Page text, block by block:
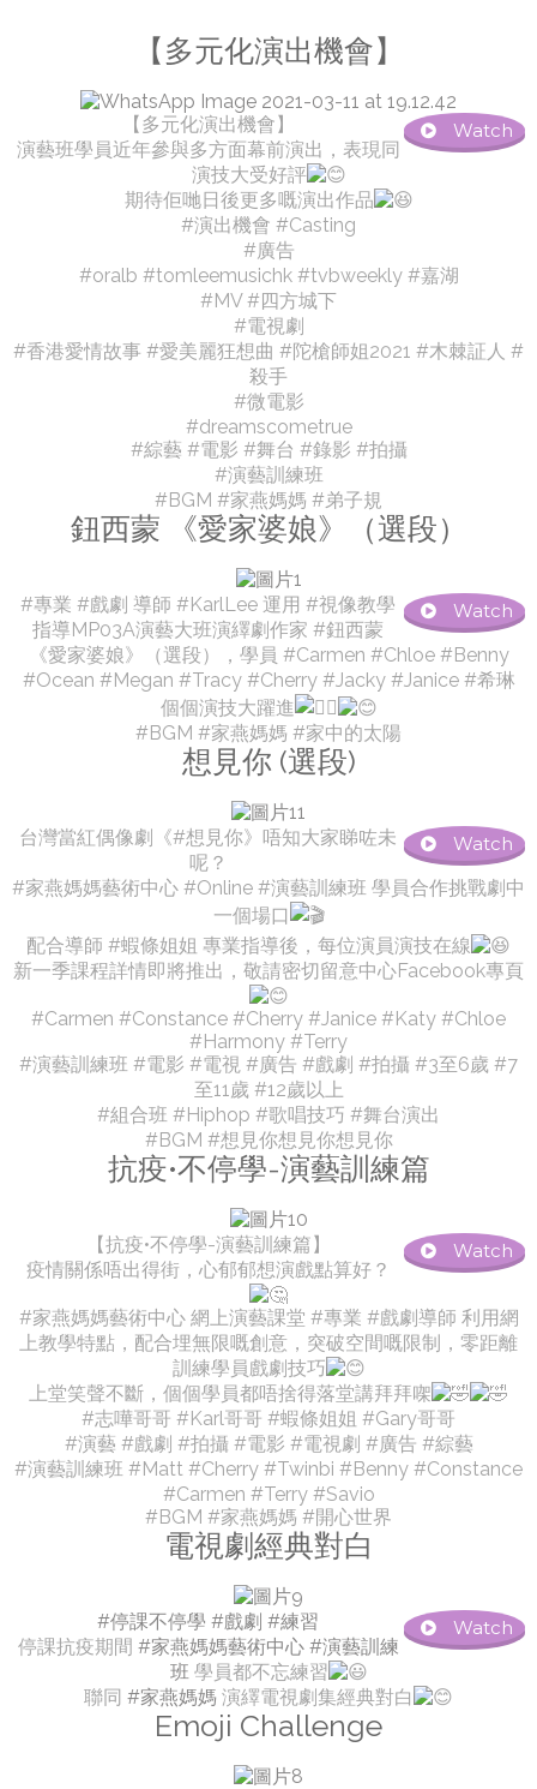
【多元化演出機會】
Watch
【多元化演出機會】
演藝班學員近年參與多方面幕前演出，表現同
演技大受好評
期待佢哋日後更多嘅演出作品
#演出機會 #Casting
#廣告
#oralb #tomleemusichk #tvbweekly #嘉湖
#MV #四方城下
#電視劇
#香港愛情故事 #愛美麗狂想曲 #陀槍師姐2021 #木棘証人 #
殺手
#微電影
#dreamscometrue
#綜藝 #電影 #舞台 #錄影 #拍攝
#演藝訓練班
#BGM #家燕媽媽 #弟子規
鈕西蒙 《愛家婆娘》（選段）
Watch
#專業 #戲劇 導師 #KarlLee 運用 #視像教學
指導MP03A演藝大班演繹劇作家 #鈕西蒙
《愛家婆娘》（選段），學員 #Carmen #Chloe #Benny
#Ocean #Megan #Tracy #Cherry #Jacky #Janice #希琳
個個演技大躍進
#BGM #家燕媽媽 #家中的太陽
想見你 (選段)
Watch
台灣當紅偶像劇《#想見你》唔知大家睇咗未
呢？
#家燕媽媽藝術中心 #Online #演藝訓練班 學員合作挑戰劇中
一個場口
配合導師 #蝦條姐姐 專業指導後，每位演員演技在線
新一季課程詳情即將推出，敬請密切留意中心Facebook專頁
#Carmen #Constance #Cherry #Janice #Katy #Chloe
#Harmony #Terry
#演藝訓練班 #電影 #電視 #廣告 #戲劇 #拍攝 #3至6歲 #7
至11歲 #12歲以上
#組合班 #Hiphop #歌唱技巧 #舞台演出
#BGM #想見你想見你想見你
抗疫•不停學-演藝訓練篇
Watch
【抗疫•不停學-演藝訓練篇】
疫情關係唔出得街，心郁郁想演戲點算好？
#家燕媽媽藝術中心 網上演藝課堂 #專業 #戲劇導師 利用網
上教學特點，配合埋無限嘅創意，突破空間嘅限制，零距離
訓練學員戲劇技巧
上堂笑聲不斷，個個學員都唔捨得落堂講拜拜㗎
#志嘩哥哥 #Karl哥哥 #蝦條姐姐 #Gary哥哥
#演藝 #戲劇 #拍攝 #電影 #電視劇 #廣告 #綜藝
#演藝訓練班 #Matt #Cherry #Twinbi #Benny #Constance
#Carmen #Terry #Savio
#BGM #家燕媽媽 #開心世界
電視劇經典對白
Watch
#停課不停學 #戲劇 #練習
停課抗疫期間 #家燕媽媽藝術中心 #演藝訓練
班學員都不忘練習
聯同 #家燕媽媽 演繹電視劇集經典對白
Emoji Challenge